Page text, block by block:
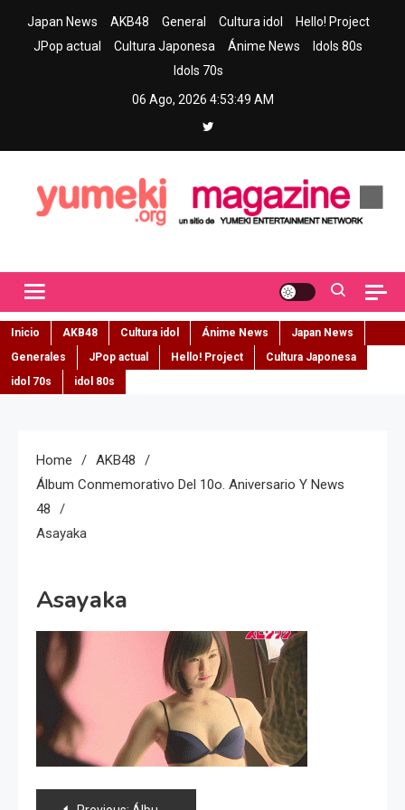
Japan News AKB48 General Cultura idol
Hello! Project
JPop actual
Cultura Japonesa Ánime News
Idols 80s
Idols 70s
06 Ago, 2026 4:53:50 AM
Inicio AKB48 Cultura idol Ánime News
Japan News
Generales
JPop actual Hello! Project
Cultura Japonesa
idol 70s
idol 80s
Home
AKB48
Álbum Conmemorativo Del 10o. Aniversario Y News
48
Asayaka
Asayaka